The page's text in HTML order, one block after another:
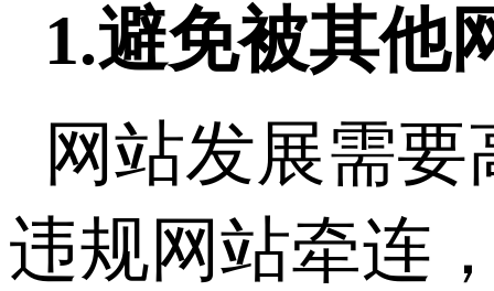
1.避免被其他
网站发展需
违规网站牵连